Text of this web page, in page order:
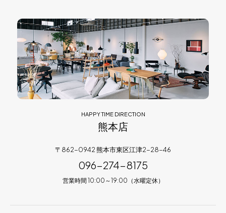
HAPPY TIME DIRECTION
熊本店
〒862-0942 熊本市東区江津2-28-46
096-274-8175
営業時間 10:00～19:00（水曜定休）